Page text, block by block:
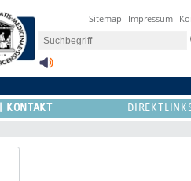
Sitemap Impressum
KONTAKT